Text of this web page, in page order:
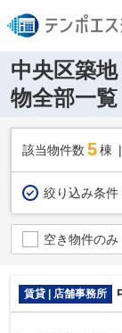
中央区築
物全部一覧
該当物件数 5棟
絞り込み条件
空き物件のみ
賃貸 | 店舗事務所